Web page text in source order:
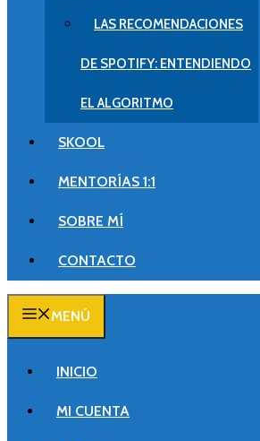
LAS RECOMENDACIONES
DE SPOTIFY: ENTENDIENDO
EL ALGORITMO
SKOOL
MENTORÍAS 1:1
SOBRE MÍ
CONTACTO
MENÚ
INICIO
MI CUENTA